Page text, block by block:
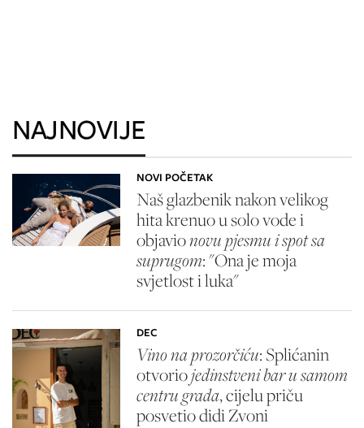
NAJNOVIJE
NOVI POČETAK
Naš glazbenik nakon velikog
hita krenuo u solo vode i
objavionovu pjesmu i spot sa
suprugom: "Ona je moja
svjetlost i luka"
DEC
Vino na prozorčiću: Splićanin
otvoriojedinstveni bar u samom
centru grada, cijelu priču
posvetio didi Zvoni